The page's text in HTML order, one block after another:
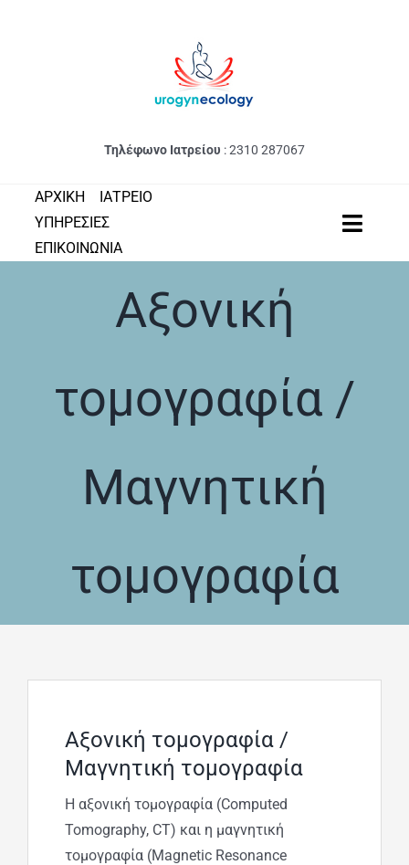
Τηλέφωνο Ιατρείου :2310 287067
Toggle
ΔΙΑΓΝΩΣΤΙΚΕΣ ΕΞΕΤΑΣΕΙΣ
ΧΕΙΡΟΥΡΓΙΚΗ
ΣΥΧΝΕΣ ΕΡΩΤΗΣΕΙΣ
ΑΡΧΙΚΗ
ΙΑΤΡΕΙΟ
ΥΠΗΡΕΣΙΕΣ
ΕΠΙΚΟΙΝΩΝΙΑ
Αξονική
τομογραφία /
Μαγνητική
τομογραφία
Αξονική τομογραφία /
Μαγνητική τομογραφία
Η αξονική τομογραφία (Computed
Tomography, CT) και η μαγνητική
τομογραφία (Magnetic Resonance